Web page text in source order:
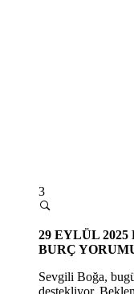
3
29 EYLÜL 2025
BURÇ
Sevgili Boğa,
destekliyor.